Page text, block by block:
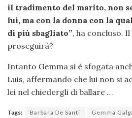
il tradimento del marito, non
lui, ma con la donna con la
di più sbagliato”, ha concluso.
proseguirà?
Intanto Gemma si è sfogata
Luis, affermando che lui non si
lei nel chiedergli di ballare …
Tags: Barbara De Santi Gemma